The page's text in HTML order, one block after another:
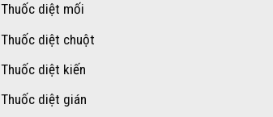
Thuốc diệt mối
Thuốc diệt chuột
Thuốc diệt kiến
Thuốc diệt gián